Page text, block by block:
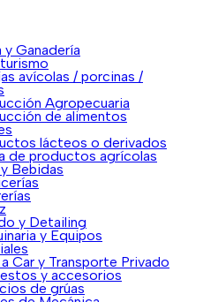
Ganadería
avícolas / porcinas /
Agropecuaria
de alimentos
lácteos o derivados
de productos agrícolas
Bebidas
y Detailing
y Equipos
Car y Transporte Privado
y accesorios
de grúas